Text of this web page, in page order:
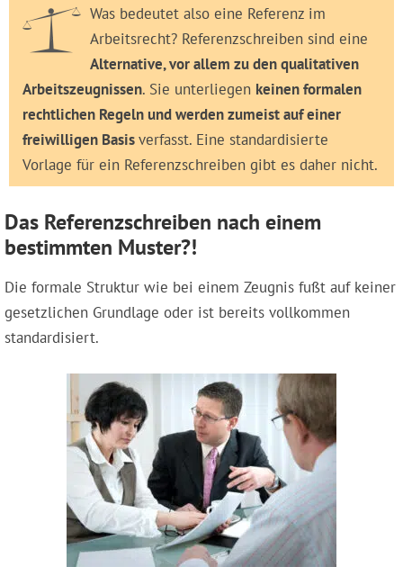
Was bedeutet also eine Referenz im
Arbeitsrecht? Referenzschreiben sind eine
Alternative, vor allem zu den qualitativen
Arbeitszeugnissen. Sie unterliegen keinen formalen
rechtlichen Regeln und werden zumeist auf einer
freiwilligen Basisverfasst. Eine standardisierte
Vorlage für ein Referenzschreiben gibt es daher nicht.
Das Referenzschreiben nach einem
bestimmten Muster?!
Die formale Struktur wie bei einem Zeugnis fußt auf keiner
gesetzlichen Grundlage oder ist bereits vollkommen
standardisiert.